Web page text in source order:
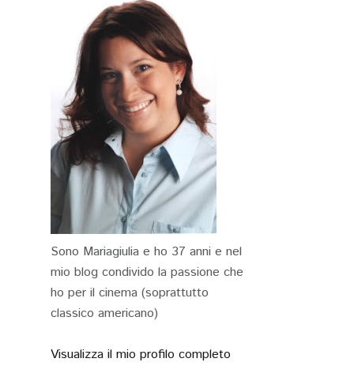
Sono Mariagiulia e ho 37 anni e nel
mio blog condivido la passione che
ho per il cinema (soprattutto
classico americano)
Visualizza il mio profilo completo